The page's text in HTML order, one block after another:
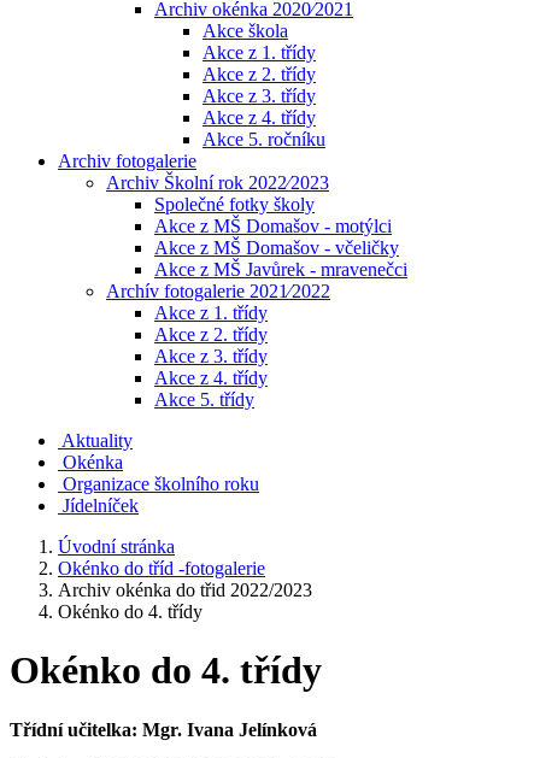
Archiv okénka 2020⁄2021
Akce škola
Akce z 1. třídy
Akce z 2. třídy
Akce z 3. třídy
Akce z 4. třídy
Akce 5. ročníku
Archiv fotogalerie
Archiv Školní rok 2022⁄2023
Společné fotky školy
Akce z MŠ Domašov - motýlci
Akce z MŠ Domašov - včeličky
Akce z MŠ Javůrek - mravenečci
Archív fotogalerie 2021⁄2022
Akce z 1. třídy
Akce z 2. třídy
Akce z 3. třídy
Akce z 4. třídy
Akce 5. třídy
Aktuality
Okénka
Organizace školního roku
Jídelníček
Úvodní stránka
Okénko do tříd -fotogalerie
Archiv okénka do třid 2022/2023
Okénko do 4. třídy
Okénko do 4. třídy
Třídní učitelka: Mgr. Ivana Jelínková